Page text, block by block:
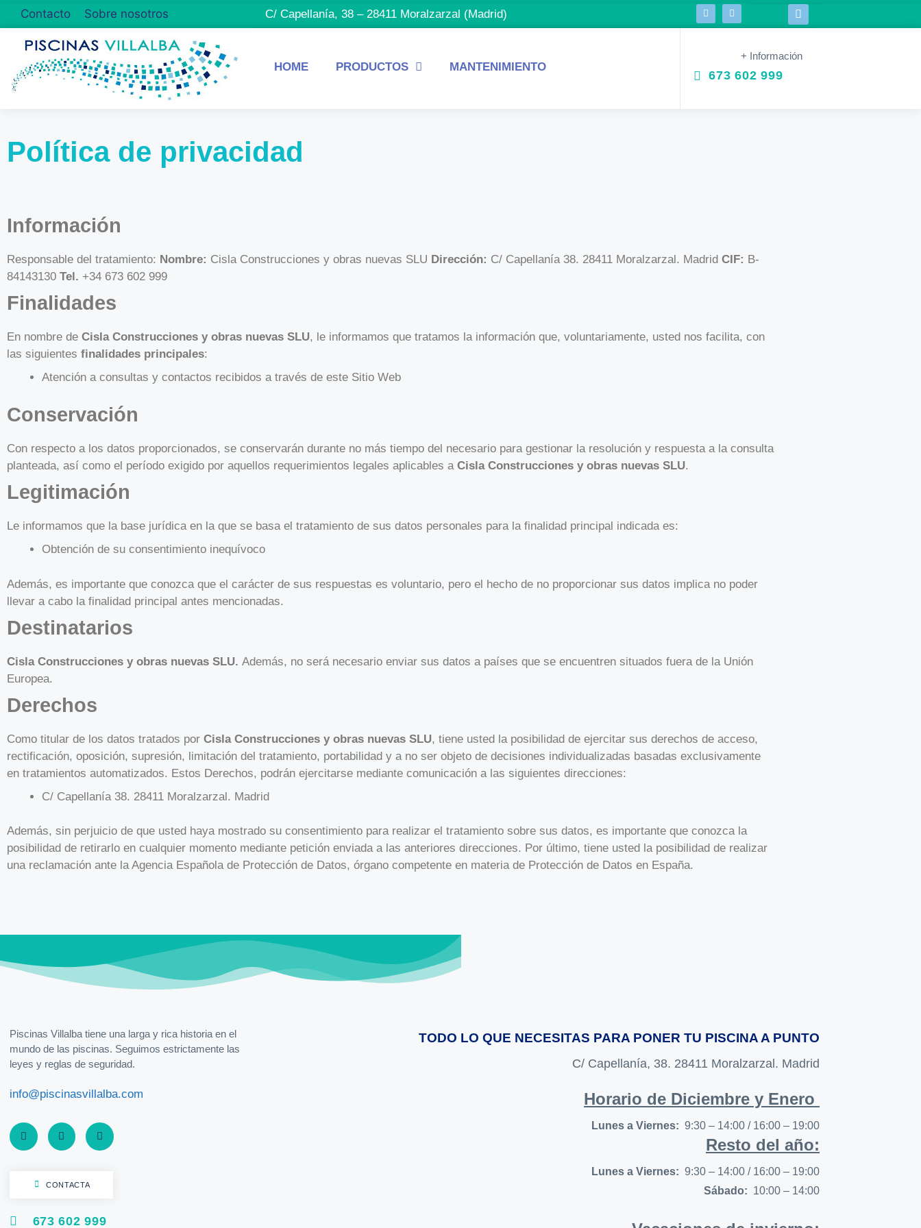
Contacto Sobre nosotros C/ Capellanía, 38 – 28411 Moralzarzal (Madrid)
HOME PRODUCTOS MANTENIMIENTO
+ Información
673 602 999
Política de privacidad
Información
Responsable del tratamiento: Nombre: Cisla Construcciones y obras nuevas SLU Dirección: C/ Capellanía 38. 28411 Moralzarzal. Madrid CIF: B-
84143130 Tel. +34 673 602 999
Finalidades
En nombre de Cisla Construcciones y obras nuevas SLU, le informamos que tratamos la información que, voluntariamente, usted nos facilita, con
las siguientes finalidades principales:
Atención a consultas y contactos recibidos a través de este Sitio Web
Conservación
Con respecto a los datos proporcionados, se conservarán durante no más tiempo del necesario para gestionar la resolución y respuesta a la consulta
planteada, así como el período exigido por aquellos requerimientos legales aplicables a Cisla Construcciones y obras nuevas SLU.
Legitimación
Le informamos que la base jurídica en la que se basa el tratamiento de sus datos personales para la finalidad principal indicada es:
Obtención de su consentimiento inequívoco
Además, es importante que conozca que el carácter de sus respuestas es voluntario, pero el hecho de no proporcionar sus datos implica no poder
llevar a cabo la finalidad principal antes mencionadas.
Destinatarios
Cisla Construcciones y obras nuevas SLU. Además, no será necesario enviar sus datos a países que se encuentren situados fuera de la Unión
Europea.
Derechos
Como titular de los datos tratados por Cisla Construcciones y obras nuevas SLU, tiene usted la posibilidad de ejercitar sus derechos de acceso,
rectificación, oposición, supresión, limitación del tratamiento, portabilidad y a no ser objeto de decisiones individualizadas basadas exclusivamente
en tratamientos automatizados. Estos Derechos, podrán ejercitarse mediante comunicación a las siguientes direcciones:
C/ Capellanía 38. 28411 Moralzarzal. Madrid
Además, sin perjuicio de que usted haya mostrado su consentimiento para realizar el tratamiento sobre sus datos, es importante que conozca la
posibilidad de retirarlo en cualquier momento mediante petición enviada a las anteriores direcciones. Por último, tiene usted la posibilidad de realizar
una reclamación ante la Agencia Española de Protección de Datos, órgano competente en materia de Protección de Datos en España.
Piscinas Villalba tiene una larga y rica historia en el
mundo de las piscinas. Seguimos estrictamente las
leyes y reglas de seguridad.
info@piscinasvillalba.com
CONTACTA
673 602 999
TODO LO QUE NECESITAS PARA PONER TU PISCINA A PUNTO
C/ Capellanía, 38. 28411 Moralzarzal. Madrid
Horario de Diciembre y Enero
Lunes a Viernes: 9:30 – 14:00 / 16:00 – 19:00
Resto del año:
Lunes a Viernes: 9:30 – 14:00 / 16:00 – 19:00
Sábado: 10:00 – 14:00